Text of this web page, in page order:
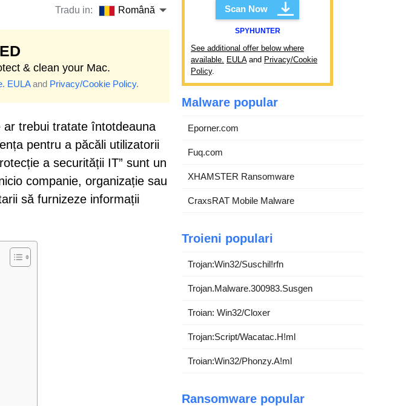
Tradu in: Română
& clean your Mac.
EULAand Privacy/Cookie Policy.
ar trebui tratate întotdeauna
pentru a păcăli utilizatorii
a securității IT” sunt un
companie, organizație sau
să furnizeze informații
Scan Now
SPYHUNTER
See additional offer below where
available. EULAand Privacy/Cookie
Policy.
Malware popular
Eporner.com
Fuq.com
XHAMSTER Ransomware
CraxsRAT Mobile Malware
Troieni populari
Trojan:Win32/Suschil!rfn
Trojan.Malware.300983.Susgen
Troian: Win32/Cloxer
Trojan:Script/Wacatac.H!ml
Troian:Win32/Phonzy.A!ml
Ransomware popular